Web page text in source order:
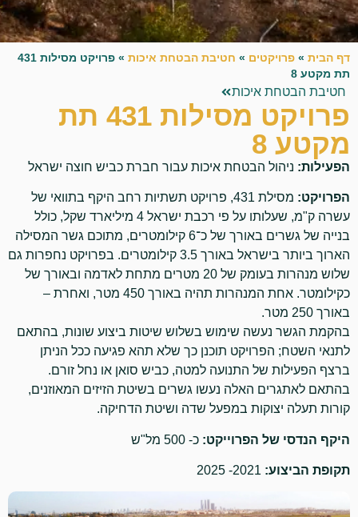
דף הבית » פרויקטים » חטיבת הבטחת איכות »
פרויקט מסילות 431
תת מקטע 8
חטיבת הבטחת איכות
פרויקט מסילות 431 תת
מקטע 8
הפעילות: ניהול הבטחת איכות עבור חברת כביש חוצה ישראל
הפרויקט:
מסילת 431, פרויקט תשתיות רחב היקף בתוואי של
עשרה ק"מ, שעלותו על פי רכבת ישראל 4 מיליארד שקל, כולל
בנייה של גשרים באורך של כ־6 קילומטרים, מתוכם גשר המסילה
הארוך ביותר בישראל באורך 3.5 קילומטרים. בפרויקט נחפרות גם
שלוש מנהרות בעומק של 20 מטרים מתחת לאדמה ובאורך של
כקילומטר. אחת המנהרות תהיה באורך 450 מטר, ואחרת –
באורך 250 מטר.
בהקמת הגשר נעשה שימוש בשלוש שיטות ביצוע שונות, בהתאם
לתנאי השטח; הפרויקט תוכנן כך שלא תהא פגיעה ככל הניתן
ברצף הפעילות של התנועה למטה, כביש סואן או נחל זורם.
בהתאם לאתגרים האלה נעשו גשרים בשיטת הזיזים המאוזנים,
קורות תעלה יצוקות במפעל שדה ושיטת הדחיקה.
היקף הנדסי של הפרוייקט: כ- 500 מל"ש
תקופת הביצוע: